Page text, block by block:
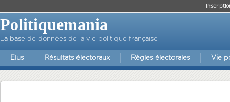
Politiquemania
La base de données de la vie politique française
Elus Résultats électoraux Règles électorales Vie